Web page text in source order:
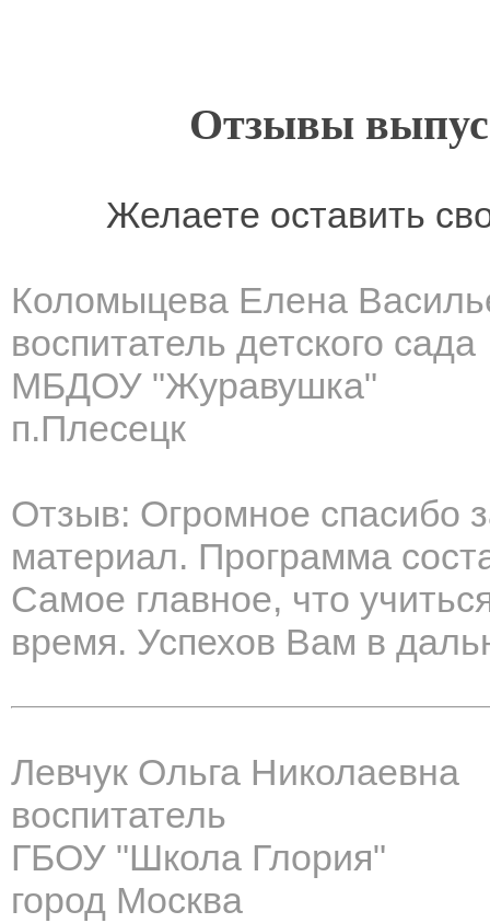
Отзывы
Желаете оставить
Коломыцева Елена
воспитатель детского сада
МБДОУ "Журавушка"
п.Плесецк
Отзыв: Огромное спасибо
материал. Программа
Самое главное, что
время. Успехов Вам в
Левчук Ольга Николаевна
воспитатель
ГБОУ "Школа Глория"
город Москва